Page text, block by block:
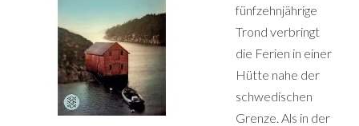
fünfzehnjährige
Trond verbringt
die Ferien in einer
Hütte nahe der
schwedischen
Grenze. Als in der